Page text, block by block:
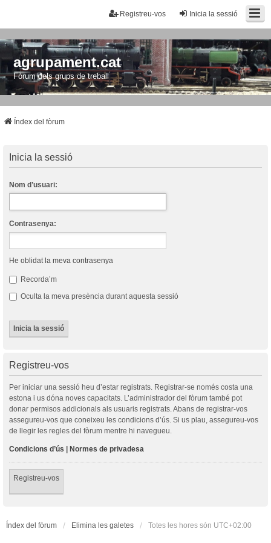
Inicia la sessió
Registreu-vos
agrupament.cat
Fòrum dels grups de treball
Índex del fòrum
Inicia la sessió
Nom d’usuari:
Contrasenya:
He oblidat la meva contrasenya
Recorda’m
Oculta la meva presència durant aquesta sessió
Registreu-vos
Per iniciar una sessió heu d’estar registrats. Registrar-se només costa una
estona i us dóna noves capacitats. L’administrador del fòrum també pot
donar permisos addicionals als usuaris registrats. Abans de registrar-vos
assegureu-vos que coneixeu les condicions d’ús. Si us plau, assegureu-vos
de llegir les regles del fòrum mentre hi navegueu.
Condicions d’ús | Normes de privadesa
Registreu-vos
Índex del fòrum Elimina les galetes Totes les hores són UTC+02:00